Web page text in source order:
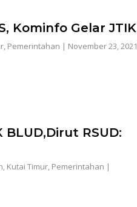
Kominfo Gelar JTIK
, Pemerintahan | November 23, 2021
RSUD:
, Kutai Timur, Pemerintahan |